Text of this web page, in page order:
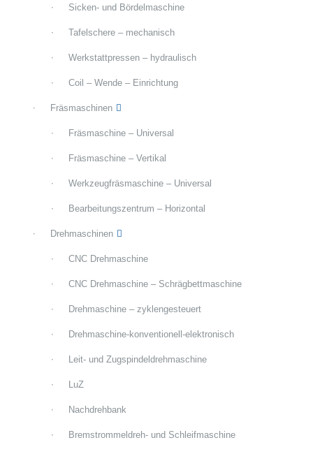
Sicken- und Bördelmaschine
Tafelschere – mechanisch
Werkstattpressen – hydraulisch
Coil – Wende – Einrichtung
Fräsmaschinen
Fräsmaschine – Universal
Fräsmaschine – Vertikal
Werkzeugfräsmaschine – Universal
Bearbeitungszentrum – Horizontal
Drehmaschinen
CNC Drehmaschine
CNC Drehmaschine – Schrägbettmaschine
Drehmaschine – zyklengesteuert
Drehmaschine-konventionell-elektronisch
Leit- und Zugspindeldrehmaschine
LuZ
Nachdrehbank
Bremstrommeldreh- und Schleifmaschine